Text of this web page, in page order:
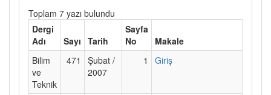
Toplam 7 yazı bulundu
Dergi
Adı
Sayı Tarih
Sayfa
No
Makale
Bilim
ve
Teknik
471
Şubat /
2007
1 Giriş